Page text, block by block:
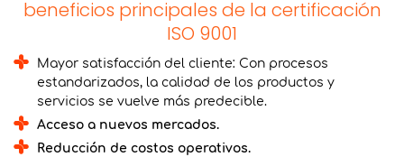
beneficios principales de la certificación
ISO 9001
Mayor satisfacción del cliente: Con procesos
estandarizados, la calidad de los productos y
servicios se vuelve más predecible.
Acceso a nuevos mercados.
Reducción de costos operativos.